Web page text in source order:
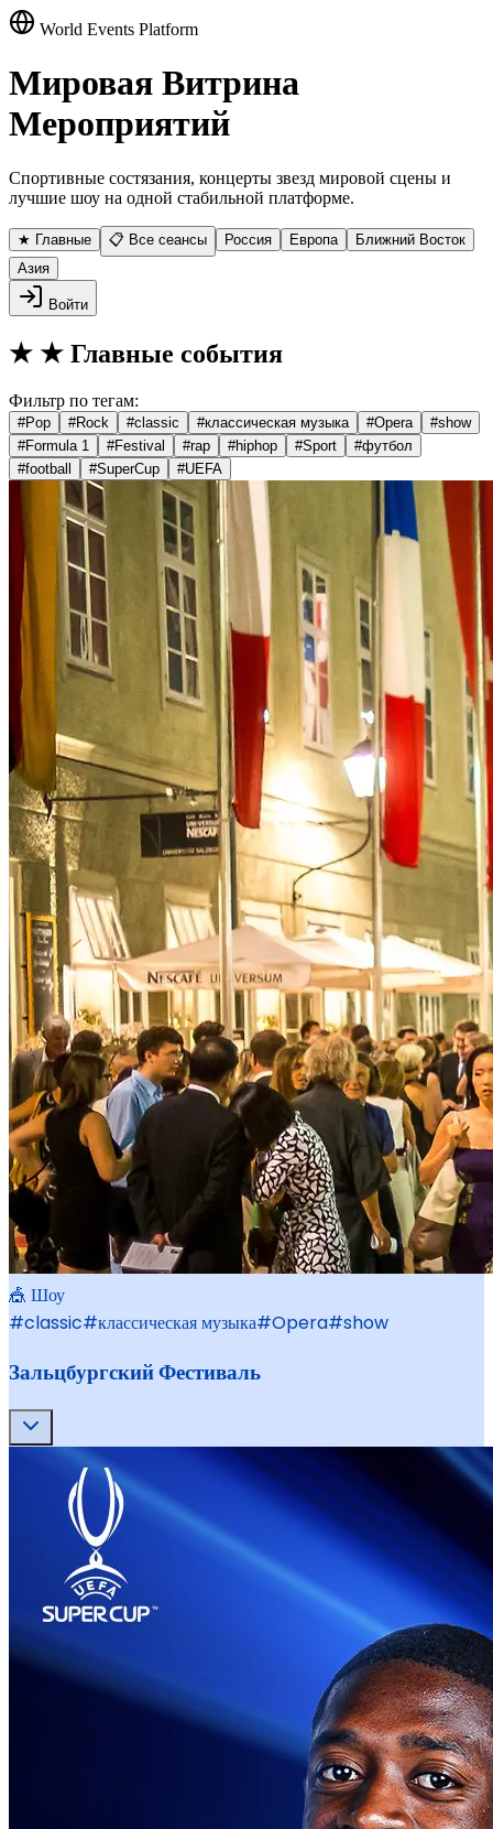
World Events Platform
Мировая Витрина
Мероприятий
Спортивные состязания, концерты звезд мировой сцены и
лучшие шоу на одной стабильной платформе.
★ Главные 📋 Все сеансы Россия Европа
Ближний Восток
Азия
Войти
★ ★ Главные события
Фильтр по тегам:
#Pop #Rock #classic #классическая музыка #Opera #show
#Formula 1 #Festival #rap #hiphop #Sport #футбол
#football #SuperCup #UEFA
🎪 Шоу
#classic#классическая музыка#Opera#show
Зальцбургский Фестиваль